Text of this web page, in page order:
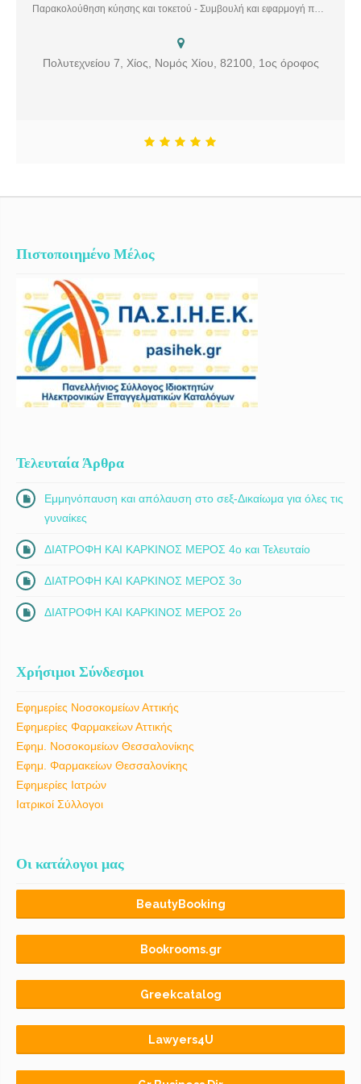
υπηρεσίες στους τομείς της μαιευτικής και της γυναικολογίας. Σ’ ένα
ταυτόχρονα φιλικό, με υπευθυνότητα κι επαγγελματισμό, με
ενημέρωση, και με την υποστήριξη άρτια καταρτισμένου ανθρώπινου
εφαρμογή προγεννητικού ελέγχου, Όλα τα υπερηχογραφήματα
Υπερηχογράφημα μαστών, Κολποσκόπηση, Έλεγχος
Πολυτεχνείου 7, Χίος, Νομός Χίου, 82100, 1ος όροφος
Πιστοποιημένο Μέλος
Τελευταία Άρθρα
Εμμηνόπαυση και απόλαυση στο σεξ-Δικαίωμα για όλες τις
γυναίκες
ΔΙΑΤΡΟΦΗ ΚΑΙ ΚΑΡΚΙΝΟΣ ΜΕΡΟΣ 4ο και Τελευταίο
ΔΙΑΤΡΟΦΗ ΚΑΙ ΚΑΡΚΙΝΟΣ ΜΕΡΟΣ 3ο
ΔΙΑΤΡΟΦΗ ΚΑΙ ΚΑΡΚΙΝΟΣ ΜΕΡΟΣ 2ο
Χρήσιμοι Σύνδεσμοι
Εφημερίες Νοσοκομείων Αττικής
Εφημερίες Φαρμακείων Αττικής
Εφημ. Νοσοκομείων Θεσσαλονίκης
Εφημ. Φαρμακείων Θεσσαλονίκης
Εφημερίες Ιατρών
Ιατρικοί Σύλλογοι
Οι κατάλογοι μας
BeautyBooking
Bookrooms.gr
Greekcatalog
Lawyers4U